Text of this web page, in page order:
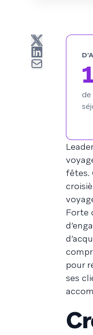
fêtes.
Forte
pour
ses